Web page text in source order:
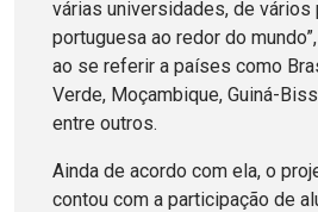
várias universidades, de
portuguesa ao redor do
ao se referir a países como
Verde, Moçambique, Guiná-
entre outros.
Ainda de acordo com ela, o
contou com a participação de